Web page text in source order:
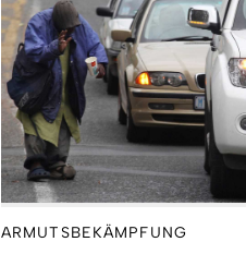
ARMUTSBEKÄMPFUNG